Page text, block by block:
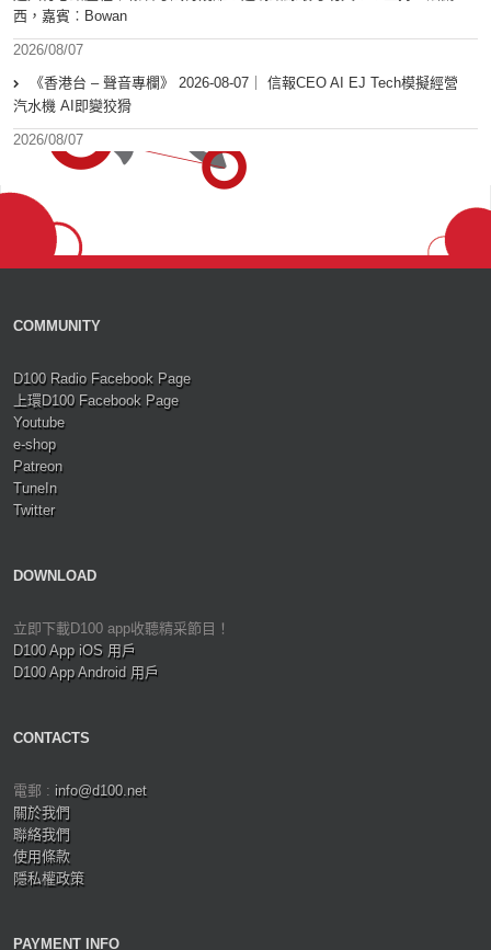
西，嘉賓︰Bowan
2026/08/07
《香港台 – 聲音專欄》 2026-08-07｜ 信報CEO AI EJ Tech模擬經營
汽水機 AI即變狡猾
2026/08/07
COMMUNITY
D100 Radio Facebook Page
上環D100 Facebook Page
Youtube
e-shop
Patreon
TuneIn
Twitter
DOWNLOAD
立即下載D100 app收聽精采節目！
D100 App iOS 用戶
D100 App Android 用戶
CONTACTS
電郵 : info@d100.net
關於我們
聯絡我們
使用條款
隱私權政策
PAYMENT INFO